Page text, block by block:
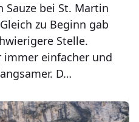
Sauze bei St. Martin
zu Beginn gab
Stelle.
immer einfacher und
D…